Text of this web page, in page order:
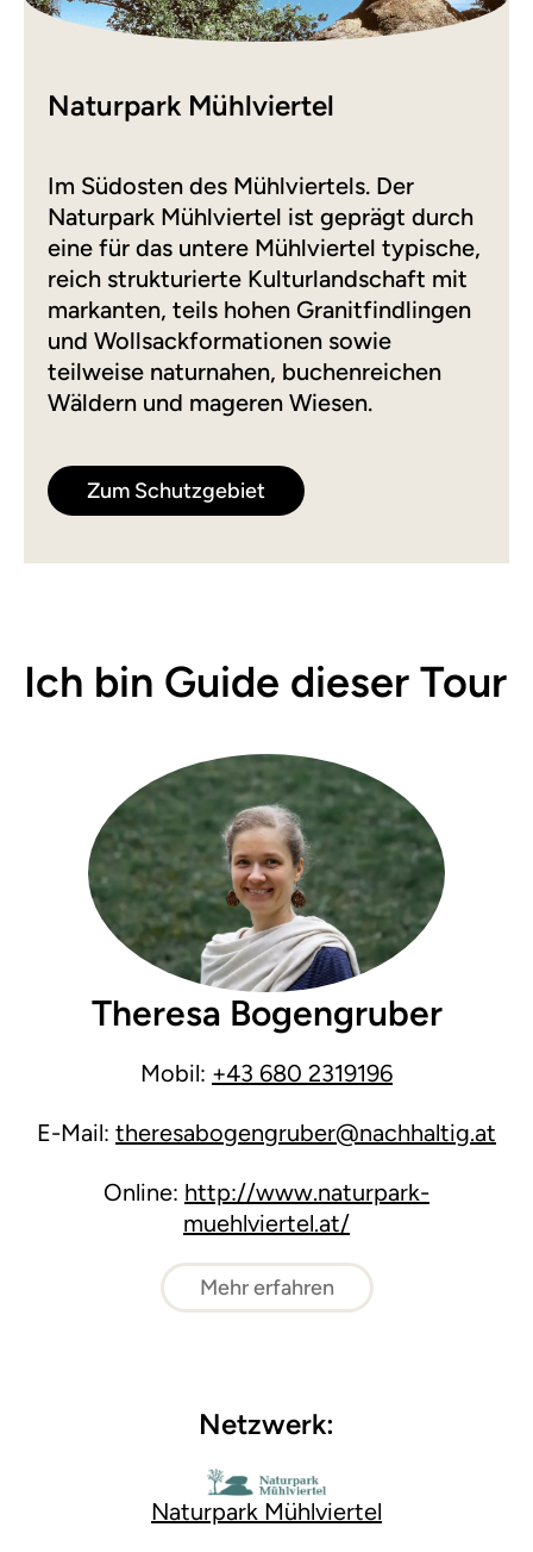
Naturpark Mühlviertel
Im Südosten des Mühlviertels. Der
Naturpark Mühlviertel ist geprägt durch
eine für das untere Mühlviertel typische,
reich strukturierte Kulturlandschaft mit
markanten, teils hohen Granitfindlingen
und Wollsackformationen sowie
teilweise naturnahen, buchenreichen
Wäldern und mageren Wiesen.
Zum Schutzgebiet
Ich bin Guide dieser Tour
Theresa Bogengruber
Mobil: +43 680 2319196
E-Mail: theresabogengruber@nachhaltig.at
Online: http://www.naturpark-
muehlviertel.at/
Mehr erfahren
Netzwerk:
Naturpark Mühlviertel